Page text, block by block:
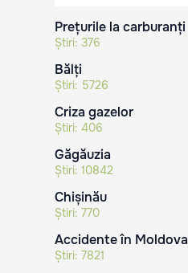
Prețurile la carburanți
Știri: 376
Bălți
Știri: 5726
Criza gazelor
Știri: 406
Găgăuzia
Știri: 10842
Chișinău
Știri: 770
Accidente în Moldova
Știri: 7821